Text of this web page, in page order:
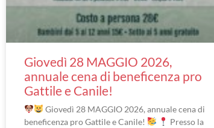
Giovedì 28 MAGGIO 2026,
annuale cena di beneficenza pro
Gattile e Canile!
Giovedì 28 MAGGIO 2026, annuale cena di
beneficenza pro Gattile e Canile!
Presso la